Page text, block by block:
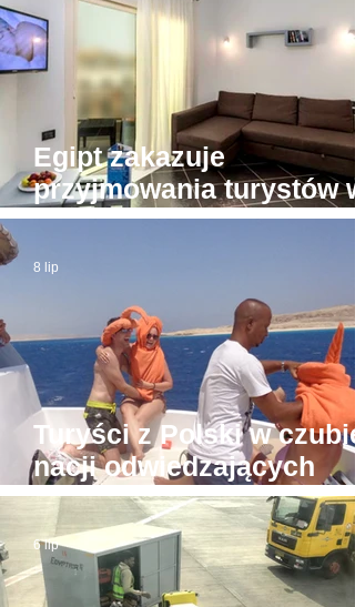
Egipt zakazuje
przyjmowania turystów w
apartamentach bez
Turyści z Polski w czubie
nacji odwiedzających
Hurghadę
8 lip
6 lip